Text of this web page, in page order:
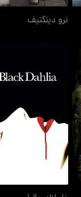
ترو ديتكتيف
ذا بلاك داليا